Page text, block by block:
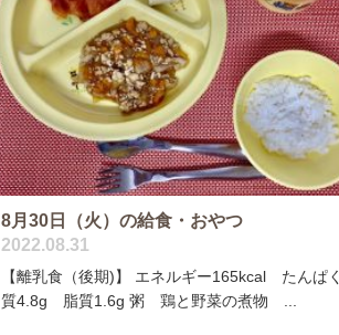
8月30日（火）の給食・おやつ
2022.08.31
【離乳食（後期)】 エネルギー165kcal たんぱく
質4.8g 脂質1.6g 粥 鶏と野菜の煮物 ...